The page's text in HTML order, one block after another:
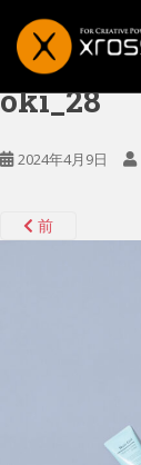
oki_28
2024年4月9日
前